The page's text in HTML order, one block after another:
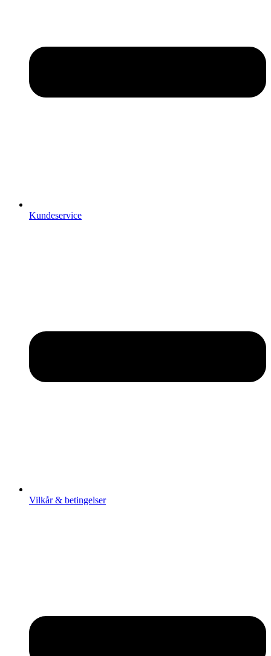
Kundeservice
Vilkår & betingelser